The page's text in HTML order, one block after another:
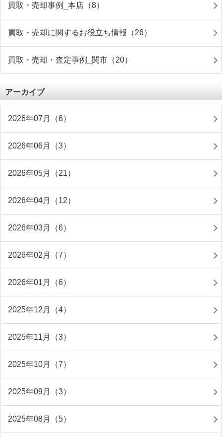
買取・売却事例_本店（8）
買取・売却に関するお役立ち情報（26）
買取・売却・査定事例_関市（20）
アーカイブ
2026年07月（6）
2026年06月（3）
2026年05月（21）
2026年04月（12）
2026年03月（6）
2026年02月（7）
2026年01月（6）
2025年12月（4）
2025年11月（3）
2025年10月（7）
2025年09月（3）
2025年08月（5）